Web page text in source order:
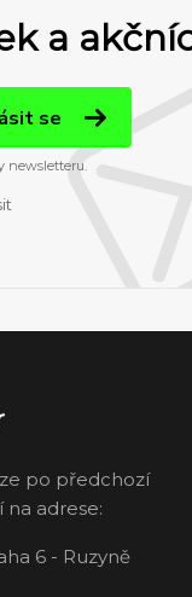
a
se
newsletteru.
po předchozí
adrese:
6 - Ruzyně